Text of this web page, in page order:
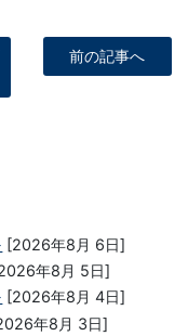
前の記事へ
[2026年8月 6日]
年8月 5日]
[2026年8月 4日]
年8月 3日]